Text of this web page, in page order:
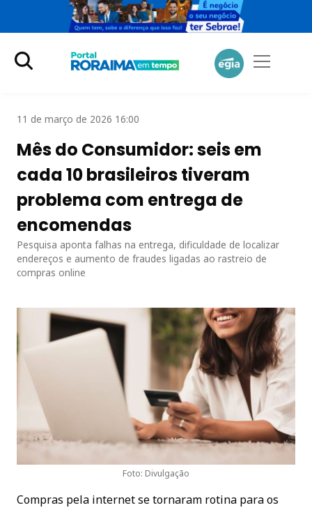
11 de março de 2026 16:00
Mês do Consumidor: seis em
cada 10 brasileiros tiveram
problema com entrega de
encomendas
Pesquisa aponta falhas na entrega, dificuldade de localizar
endereços e aumento de fraudes ligadas ao rastreio de
compras online
Foto: Divulgação
Compras pela internet se tornaram rotina para os